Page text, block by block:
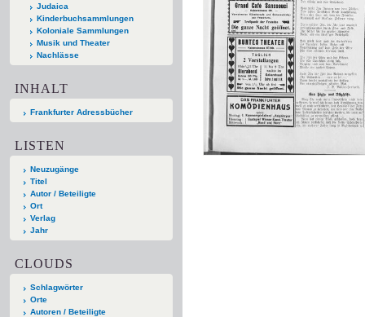
Judaica
Kinderbuchsammlungen
Koloniale Sammlungen
Musik und Theater
Nachlässe
INHALT
Frankfurter Adressbücher
LISTEN
Neuzugänge
Titel
Autor / Beteiligte
Ort
Verlag
Jahr
CLOUDS
Schlagwörter
Orte
Autoren / Beteiligte